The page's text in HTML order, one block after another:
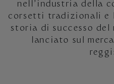
nell’industria della
corsetti tradizionali e
storia di successo del
lanciato sul